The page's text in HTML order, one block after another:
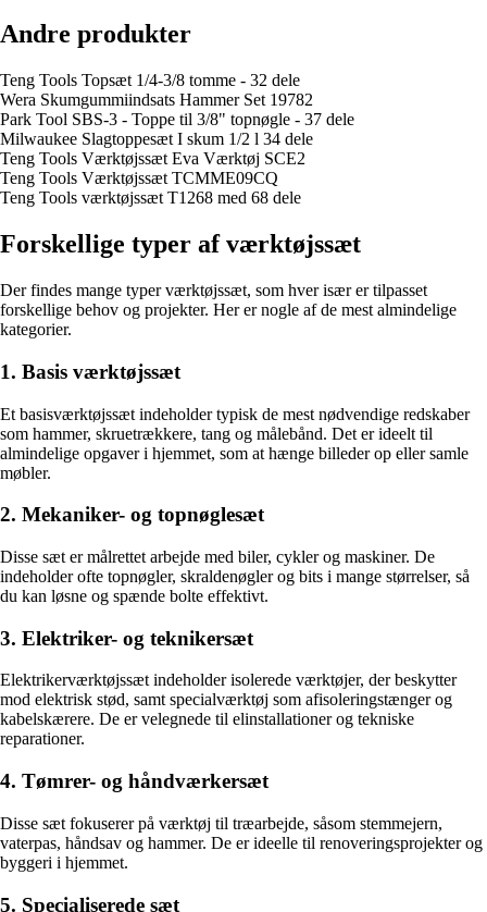
Andre produkter
Teng Tools Topsæt 1/4-3/8 tomme - 32 dele
Wera Skumgummiindsats Hammer Set 19782
Park Tool SBS-3 - Toppe til 3/8" topnøgle - 37 dele
Milwaukee Slagtoppesæt I skum 1/2 l 34 dele
Teng Tools Værktøjssæt Eva Værktøj SCE2
Teng Tools Værktøjssæt TCMME09CQ
Teng Tools værktøjssæt T1268 med 68 dele
Forskellige typer af værktøjssæt
Der findes mange typer værktøjssæt, som hver især er tilpasset
forskellige behov og projekter. Her er nogle af de mest almindelige
kategorier.
1. Basis værktøjssæt
Et basisværktøjssæt indeholder typisk de mest nødvendige redskaber
som hammer, skruetrækkere, tang og målebånd. Det er ideelt til
almindelige opgaver i hjemmet, som at hænge billeder op eller samle
møbler.
2. Mekaniker- og topnøglesæt
Disse sæt er målrettet arbejde med biler, cykler og maskiner. De
indeholder ofte topnøgler, skraldenøgler og bits i mange størrelser, så
du kan løsne og spænde bolte effektivt.
3. Elektriker- og teknikersæt
Elektrikerværktøjssæt indeholder isolerede værktøjer, der beskytter
mod elektrisk stød, samt specialværktøj som afisoleringstænger og
kabelskærere. De er velegnede til elinstallationer og tekniske
reparationer.
4. Tømrer- og håndværkersæt
Disse sæt fokuserer på værktøj til træarbejde, såsom stemmejern,
vaterpas, håndsav og hammer. De er ideelle til renoveringsprojekter og
byggeri i hjemmet.
5. Specialiserede sæt